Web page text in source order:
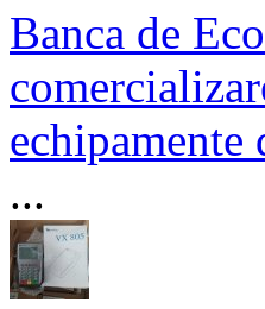
Banca de
echipamente
...